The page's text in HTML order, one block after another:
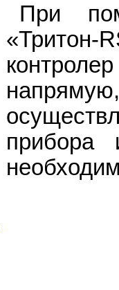
При
«Тритон-
прибора